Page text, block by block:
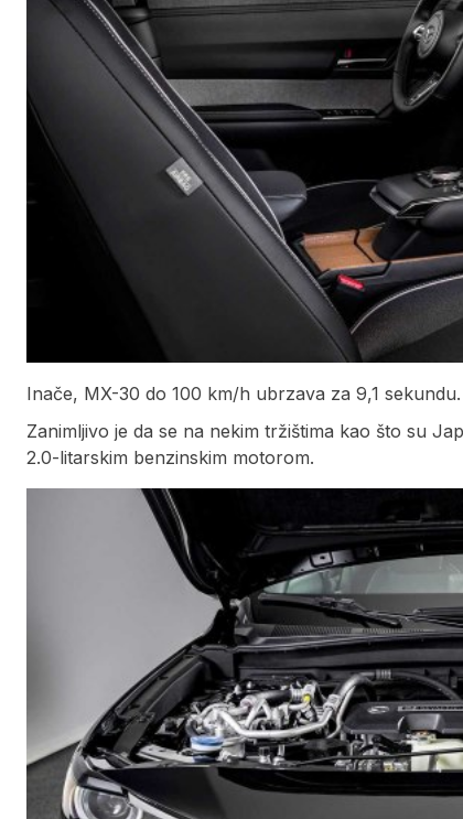
Inače, MX-30 do 100 km/h ubrzava za 9,1
Zanimljivo je da se na nekim tržištima kao što su
2.0-litarskim benzinskim motorom.